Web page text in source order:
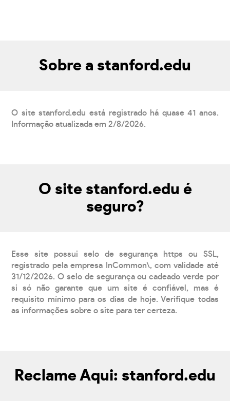
Sobre a stanford.edu
O site stanford.edu está registrado há quase 41 anos.
Informação atualizada em 2/8/2026.
O site stanford.edu é
seguro?
Esse site possui selo de segurança https ou SSL,
registrado pela empresa InCommon\, com validade até
31/12/2026. O selo de segurança ou cadeado verde por
si só não garante que um site é confiável, mas é
requisito mínimo para os dias de hoje. Verifique todas
as informações sobre o site para ter certeza.
Reclame Aqui: stanford.edu